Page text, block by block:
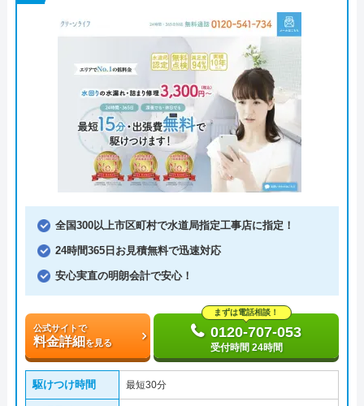
全国300以上市区町村で水道局指定工事店に指定！
24時間365日お見積無料で迅速対応
安心実直の明朗会計で安心！
公式サイトで
料金詳細を見る
まずは電話相談！
0120-707-053
受付時間 24時間
駆けつけ時間 最短30分